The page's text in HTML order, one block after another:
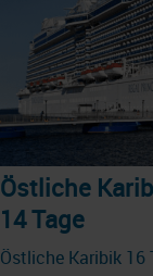
Östliche
14 Tage
Östliche Karibik